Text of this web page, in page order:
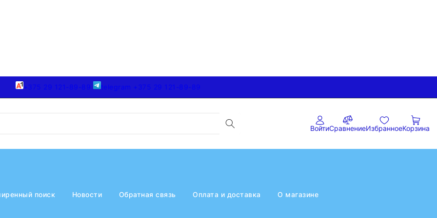
+375 29 121-89-89 telegram +375 29 121-89-89
ВойтиСравнениеИзбранноеКорзина
поиск Новости Обратная связь Оплата и доставка О магазине